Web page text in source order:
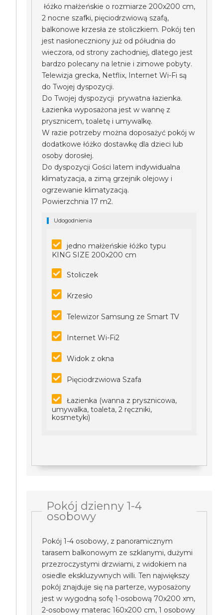
łóżko małżeńskie o rozmiarze 200x200 cm,
2 nocne szafki, pięciodrzwiową szafą,
balkonowe krzesła ze stoliczkiem. Pokój ten
jest nasłoneczniony już od półudnia do
wieczora, od strony zachodniej, dlatego jest
bardzo polecany na letnie i zimowe pobyty.
Telewizja grecka, Netflix, Internet Wi-Fi są
do Twojej dyspozycji.
Do Twojej dyspozycji prywatna łazienka.
Łazienka wyposażona jest w wannę z
prysznicem, toaletę i umywalkę.
W razie potrzeby można doposażyć pokój w
dodatkowe łóżko dostawkę dla dzieci lub
osoby dorosłej.
Do dyspozycji Gości latem indywidualna
klimatyzacja, a zimą grzejnik olejowy i
ogrzewanie klimatyzacją.
Powierzchnia 17 m2.
Udogodnienia
jedno małżeńskie łóżko typu
KING SIZE 200x200 cm
Stoliczek
Krzesło
Telewizor Samsung ze Smart TV
Internet Wi-Fi2
Widok z okna
Pięciodrzwiowa Szafa
Łazienka (wanna z prysznicowa,
umywalka, toaleta, 2 ręczniki,
kosmetyki)
Pokój dzienny 1-4
osobowy
Pokój 1-4 osobowy, z panoramicznym
tarasem balkonowym ze szklanymi, dużymi
przezroczystymi drzwiami, z widokiem na
osiedle ekskluzywnych willi. Ten największy
pokój znajduje się na parterze, wyposażony
jest w wygodną sofę 1-osobową 70x200 xm,
2-osobowy materac 160x200 cm, 1 osobowy